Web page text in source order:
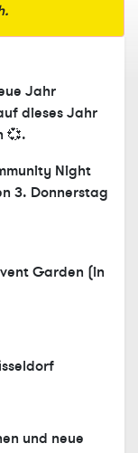
Jahr
dieses Jahr
💞.
Night
3. Donnerstag
Garden (in
und neue